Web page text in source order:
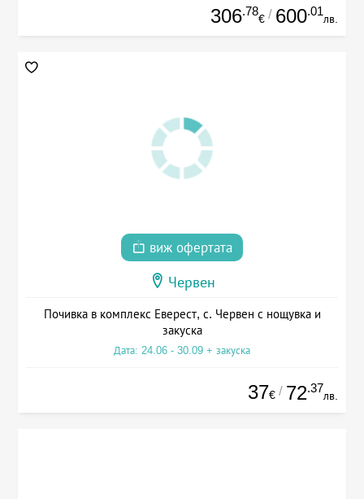
306.78
€ / 600.01
лв.
виж офертата
Червен
Почивка в комплекс Еверест, с. Червен с нощувка и
закуска
Дата: 24.06 - 30.09 + закуска
37€ / 72.37
лв.